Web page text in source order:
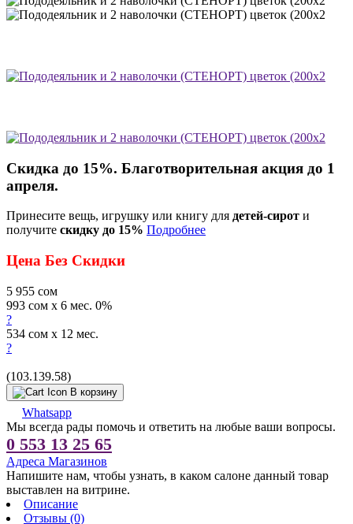
Скидка до 15%. Благотворительная акция до 1
апреля.
Принесите вещь, игрушку или книгу для детей-сирот и
получите скидку до 15% Подробнее
Цена Без Скидки
5 955 сом
993 сом x 6 мес. 0%
?
534 сом x 12 мес.
?
(103.139.58)
В корзину
Whatsapp
Мы всегда рады помочь и ответить на любые ваши вопросы.
0 553 13 25 65
Адреса Магазинов
Напишите нам, чтобы узнать, в каком салоне данный товар
выставлен на витрине.
Описание
Отзывы (0)